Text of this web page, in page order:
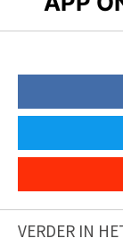
VERDER IN